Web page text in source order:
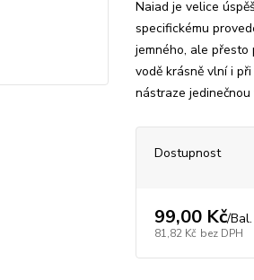
Naiad je velice
specifickému
jemného, ale přesto
vodě krásně vlní i
nástraze
Dostupnost
99,00 Kč/Bal.
81,82 Kč bez DPH